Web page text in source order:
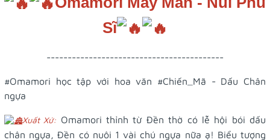
Sĩ
------------------------------------------
#Omamori học tập với hoa văn #Chiến_Mã - Dấu Chân
ngựa
Xuất Xứ: Omamori thỉnh từ Đền thờ có lễ hội bói dấu
chân ngựa, Đền có nuôi 1 vài chú ngựa nữa ạ! Biểu tượng